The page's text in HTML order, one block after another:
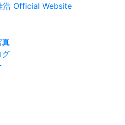
浩 Official Website
真
グ